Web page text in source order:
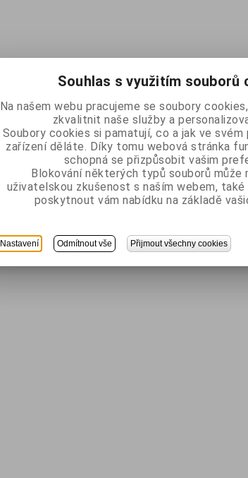
Souhlas s využitím souborů
Na našem webu pracujeme se soubory
zkvalitnit naše služby a
Soubory cookies si pamatují, co a jak ve svém
zařízení děláte. Díky tomu webová stránka
schopná se přizpůsobit vašim
Blokování některých typů souborů může
uživatelskou zkušenost s naším webem, také
poskytnout vám nabídku na základě
Nastavení Odmítnout vše Přijmout všechny cookies